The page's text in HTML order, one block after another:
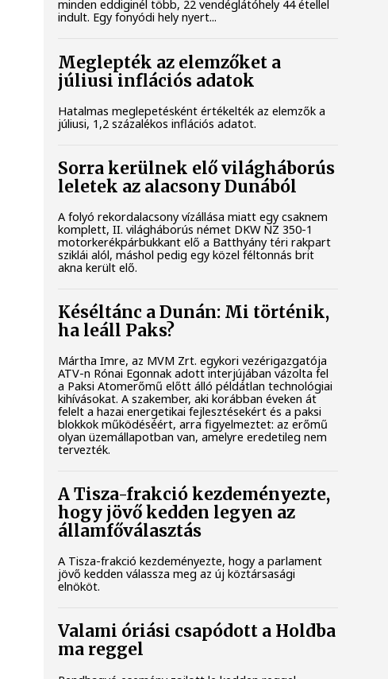
minden eddiginél több, 22 vendéglátóhely 44 étellel
indult. Egy fonyódi hely nyert...
Meglepték az elemzőket a
júliusi inflációs adatok
Hatalmas meglepetésként értékelték az elemzők a
júliusi, 1,2 százalékos inflációs adatot.
Sorra kerülnek elő világháborús
leletek az alacsony Dunából
A folyó rekordalacsony vízállása miatt egy csaknem
komplett, II. világháborús német DKW NZ 350-1
motorkerékpárbukkant elő a Batthyány téri rakpart
sziklái alól, máshol pedig egy közel féltonnás brit
akna került elő.
Késéltánc a Dunán: Mi történik,
ha leáll Paks?
Mártha Imre, az MVM Zrt. egykori vezérigazgatója
ATV-n Rónai Egonnak adott interjújában vázolta fel
a Paksi Atomerőmű előtt álló példátlan technológiai
kihívásokat. A szakember, aki korábban éveken át
felelt a hazai energetikai fejlesztésekért és a paksi
blokkok működéséért, arra figyelmeztet: az erőmű
olyan üzemállapotban van, amelyre eredetileg nem
tervezték.
A Tisza-frakció kezdeményezte,
hogy jövő kedden legyen az
államfőválasztás
A Tisza-frakció kezdeményezte, hogy a parlament
jövő kedden válassza meg az új köztársasági
elnököt.
Valami óriási csapódott a Holdba
ma reggel